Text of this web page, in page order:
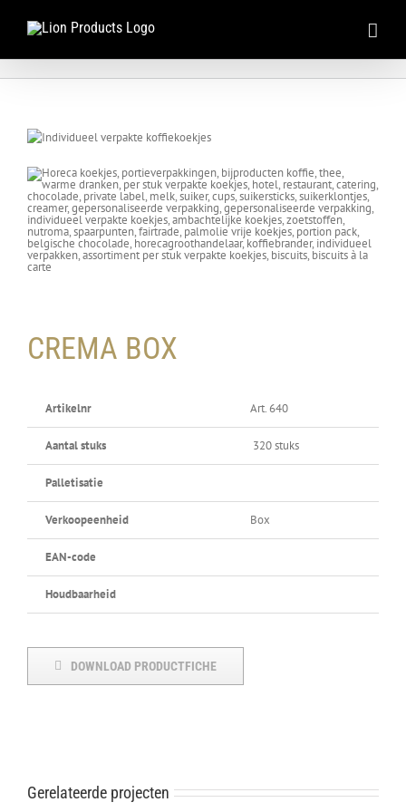
CREMA BOX
Artikelnr Art. 640
Aantal stuks 320 stuks
Palletisatie
Verkoopeenheid Box
EAN-code
Houdbaarheid
DOWNLOAD PRODUCTFICHE
Gerelateerde projecten